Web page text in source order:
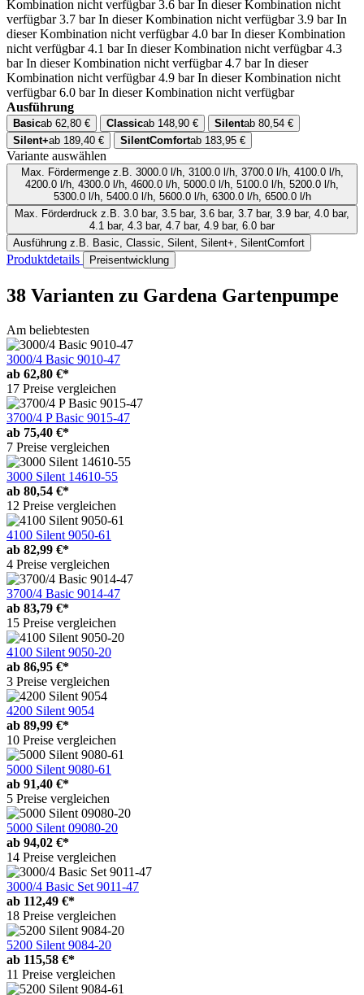
Kombination nicht verfügbar 3.6 bar In dieser Kombination nicht
verfügbar 3.7 bar In dieser Kombination nicht verfügbar 3.9 bar In
dieser Kombination nicht verfügbar 4.0 bar In dieser Kombination
nicht verfügbar 4.1 bar In dieser Kombination nicht verfügbar 4.3
bar In dieser Kombination nicht verfügbar 4.7 bar In dieser
Kombination nicht verfügbar 4.9 bar In dieser Kombination nicht
verfügbar 6.0 bar In dieser Kombination nicht verfügbar
Ausführung
Basicab 62,80 € Classicab 148,90 € Silentab 80,54 €
Silent+ab 189,40 € SilentComfortab 183,95 €
Variante auswählen
Max. Fördermengez.B. 3000.0 l/h, 3100.0 l/h, 3700.0 l/h, 4100.0 l/h,
4200.0 l/h, 4300.0 l/h, 4600.0 l/h, 5000.0 l/h, 5100.0 l/h, 5200.0 l/h,
5300.0 l/h, 5400.0 l/h, 5600.0 l/h, 6300.0 l/h, 6500.0 l/h
Max. Förderdruck
4.1 bar, 4.3 bar, 4.7 bar, 4.9 bar, 6.0 bar
Ausführung z.B. Basic, Classic, Silent, Silent+, SilentComfort
Produktdetails Preisentwicklung
38 Varianten zu Gardena Gartenpumpe
Am beliebtesten
3000/4 Basic 9010-47
ab 62,80 €*
17 Preise vergleichen
3700/4 P Basic 9015-47
ab 75,40 €*
7 Preise vergleichen
3000 Silent 14610-55
ab 80,54 €*
12 Preise vergleichen
4100 Silent 9050-61
ab 82,99 €*
4 Preise vergleichen
3700/4 Basic 9014-47
ab 83,79 €*
15 Preise vergleichen
4100 Silent 9050-20
ab 86,95 €*
3 Preise vergleichen
4200 Silent 9054
ab 89,99 €*
10 Preise vergleichen
5000 Silent 9080-61
ab 91,40 €*
5 Preise vergleichen
5000 Silent 09080-20
ab 94,02 €*
14 Preise vergleichen
3000/4 Basic Set 9011-47
ab 112,49 €*
18 Preise vergleichen
5200 Silent 9084-20
ab 115,58 €*
11 Preise vergleichen